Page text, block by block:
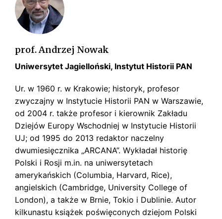
s
k
i
prof. Andrzej Nowak
Uniwersytet Jagielloński, Instytut Historii PAN
Ur. w 1960 r. w Krakowie; historyk, profesor
zwyczajny w Instytucie Historii PAN w Warszawie,
od 2004 r. także profesor i kierownik Zakładu
Dziejów Europy Wschodniej w Instytucie Historii
UJ; od 1995 do 2013 redaktor naczelny
dwumiesięcznika „ARCANA”. Wykładał historię
Polski i Rosji m.in. na uniwersytetach
amerykańskich (Columbia, Harvard, Rice),
angielskich (Cambridge, University College of
London), a także w Brnie, Tokio i Dublinie. Autor
kilkunastu książek poświęconych dziejom Polski